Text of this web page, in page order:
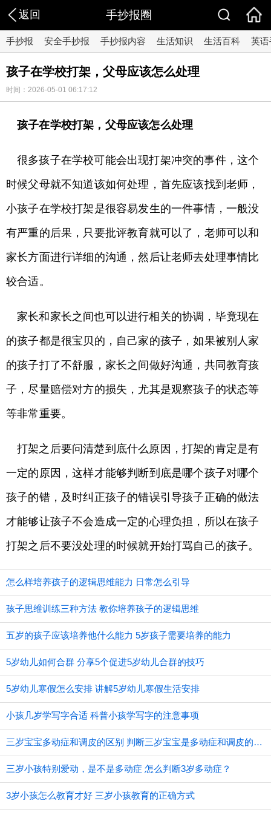
返回 手抄报圈
手抄报 安全手抄报 手抄报内容 生活知识 生活百科 英
孩子在学校打架，父母应该怎么处理
时间：2026-05-01 06:17:12
孩子在学校打架，父母应该怎么处理
很多孩子在学校可能会出现打架冲突的事件，这个
时候父母就不知道该如何处理，首先应该找到老师，
小孩子在学校打架是很容易发生的一件事情，一般没
有严重的后果，只要批评教育就可以了，老师可以和
家长方面进行详细的沟通，然后让老师去处理事情比
较合适。
家长和家长之间也可以进行相关的协调，毕竟现在
的孩子都是很宝贝的，自己家的孩子，如果被别人家
的孩子打了不舒服，家长之间做好沟通，共同教育孩
子，尽量赔偿对方的损失，尤其是观察孩子的状态等
等非常重要。
打架之后要问清楚到底什么原因，打架的肯定是有
一定的原因，这样才能够判断到底是哪个孩子对哪个
孩子的错，及时纠正孩子的错误引导孩子正确的做法
才能够让孩子不会造成一定的心理负担，所以在孩子
打架之后不要没处理的时候就开始打骂自己的孩子。
怎么样培养孩子的逻辑思维能力 日常怎么引导
孩子思维训练三种方法 教你培养孩子的逻辑思维
五岁的孩子应该培养他什么能力 5岁孩子需要培养的能力
5岁幼儿如何合群 分享5个促进5岁幼儿合群的技巧
5岁幼儿寒假怎么安排 讲解5岁幼儿寒假生活安排
小孩几岁学写字合适 科普小孩学写字的注意事项
三岁宝宝多动症和调皮的区别 判断三岁宝宝是多动症和调皮的方法
三岁小孩特别爱动，是不是多动症 怎么判断3岁多动症？
3岁小孩怎么教育才好 三岁小孩教育的正确方式